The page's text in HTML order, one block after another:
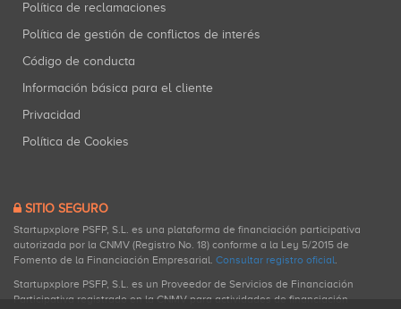
Política de reclamaciones
Política de gestión de conflictos de interés
Código de conducta
Información básica para el cliente
Privacidad
Política de Cookies
SITIO SEGURO
Startupxplore PSFP, S.L. es una plataforma de financiación participativa
autorizada por la CNMV (Registro No. 18) conforme a la Ley 5/2015 de
Fomento de la Financiación Empresarial. Consultar registro oficial.
Startupxplore PSFP, S.L. es un Proveedor de Servicios de Financiación
Participativa registrado en la CNMV para actividades de financiación